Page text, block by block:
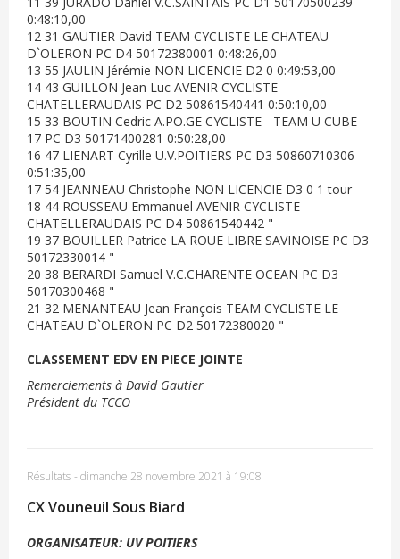
0:48:10,00
12 31 GAUTIER David TEAM CYCLISTE LE CHATEAU
D`OLERON PC D4 50172380001 0:48:26,00
13 55 JAULIN Jérémie NON LICENCIE D2 0 0:49:53,00
14 43 GUILLON Jean Luc AVENIR CYCLISTE
CHATELLERAUDAIS PC D2 50861540441 0:50:10,00
15 33 BOUTIN Cedric A.PO.GE CYCLISTE - TEAM U CUBE
17 PC D3 50171400281 0:50:28,00
16 47 LIENART Cyrille U.V.POITIERS PC D3 50860710306
0:51:35,00
17 54 JEANNEAU Christophe NON LICENCIE D3 0 1 tour
18 44 ROUSSEAU Emmanuel AVENIR CYCLISTE
CHATELLERAUDAIS PC D4 50861540442 "
19 37 BOUILLER Patrice LA ROUE LIBRE SAVINOISE PC D3
50172330014 "
20 38 BERARDI Samuel V.C.CHARENTE OCEAN PC D3
50170300468 "
21 32 MENANTEAU Jean François TEAM CYCLISTE LE
CHATEAU D`OLERON PC D2 50172380020 "
CLASSEMENT EDV EN PIECE JOINTE
Remerciements à David Gautier
Président du TCCO
Résultats - dimanche 28 novembre 2021 à 19:08
CX Vouneuil Sous Biard
ORGANISATEUR: UV POITIERS